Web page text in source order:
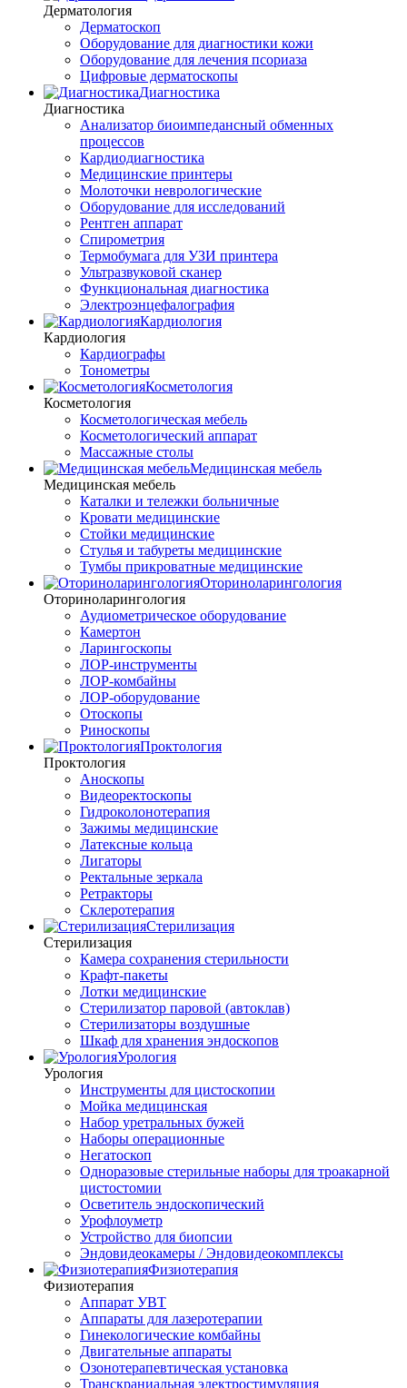
Дерматология
Дерматоскоп
Оборудование для диагностики кожи
Оборудование для лечения псориаза
Цифровые дерматоскопы
Диагностика
Диагностика
Анализатор биоимпедансный обменных
процессов
Кардиодиагностика
Медицинские принтеры
Молоточки неврологические
Оборудование для исследований
Рентген аппарат
Спирометрия
Термобумага для УЗИ принтера
Ультразвуковой сканер
Функциональная диагностика
Электроэнцефалография
Кардиология
Кардиология
Кардиографы
Тонометры
Косметология
Косметология
Косметологическая мебель
Косметологический аппарат
Массажные столы
Медицинская мебель
Медицинская мебель
Каталки и тележки больничные
Кровати медицинские
Стойки медицинские
Стулья и табуреты медицинские
Тумбы прикроватные медицинские
Оториноларингология
Оториноларингология
Аудиометрическое оборудование
Камертон
Ларингоскопы
ЛОР-инструменты
ЛОР-комбайны
ЛОР-оборудование
Отоскопы
Риноскопы
Проктология
Проктология
Аноскопы
Видеоректоскопы
Гидроколонотерапия
Зажимы медицинские
Латексные кольца
Лигаторы
Ректальные зеркала
Ретракторы
Склеротерапия
Стерилизация
Стерилизация
Камера сохранения стерильности
Крафт-пакеты
Лотки медицинские
Стерилизатор паровой (автоклав)
Стерилизаторы воздушные
Шкаф для хранения эндоскопов
Урология
Урология
Инструменты для цистоскопии
Мойка медицинская
Набор уретральных бужей
Наборы операционные
Негатоскоп
Одноразовые стерильные наборы для троакарной
цистостомии
Осветитель эндоскопический
Урофлоуметр
Устройство для биопсии
Эндовидеокамеры / Эндовидеокомплексы
Физиотерапия
Физиотерапия
Аппарат УВТ
Аппараты для лазеротерапии
Гинекологические комбайны
Двигательные аппараты
Озонотерапевтическая установка
Транскраниальная электростимуляция